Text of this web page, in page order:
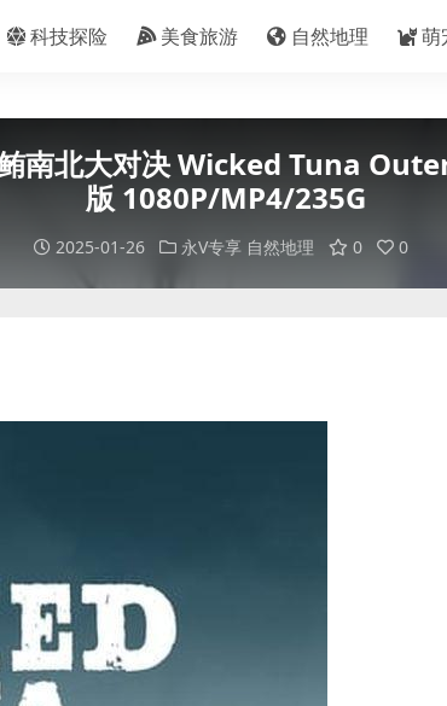
科技探险 美食旅游 自然地理 萌
南北大对决 Wicked Tuna
版 1080P/MP4/235G
2025-01-26 永V专享 自然地理 0 0